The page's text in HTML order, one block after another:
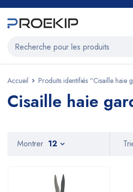
Accueil Produits identifiés “Cisaille haie
Cisaille haie
Montrer 12